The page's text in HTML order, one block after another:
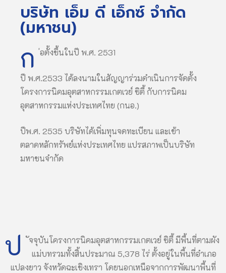
บริษัท เอ็ม ดี เอ็กซ์ จำกัด
(มหาชน)
ก ่อตั้งขึ้นในปี พ.ศ. 2531
ปี พ.ศ.2533 ได้ลงนามในสัญญาร่วมดำเนินการจัดตั้ง
โครงการนิคมอุตสาหกรรมเกตเวย์ ซิตี้ กับการนิคม
อุตสาหกรรมแห่งประเทศไทย (กนอ.)
ปีพ.ศ. 2535 บริษัทได้เพิ่มทุนจดทะเบียน และเข้า
ตลาดหลักทรัพย์แห่งประเทศไทย แปรสภาพเป็นบริษัท
มหาชนจำกัด
ป
ัจจุบันโครงการนิคมอุตสาหกรรมเกตเวย์ ซิตี้ มีพื้นที่ตามผัง
แม่บทรวมทั้งสิ้นประมาณ 5,378 ไร่ ตั้งอยู่ในพื้นที่อำเภอ
แปลงยาว จังหวัดฉะเชิงเทรา โดยนอกเหนือจากการพัฒนาพื้นที่